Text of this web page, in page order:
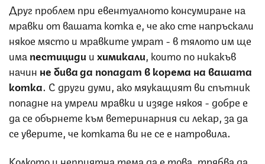
Друг проблем при евентуалното консумиране на
мравки от вашата котка е, че ако сте напръскали
някое място и мравките умрат - в тялото им ще
има пестициди ихимикали , които по никакъв
начин не бива да попадат в корема на вашата
котка. С други думи, ако мяукащият ви спътник
попадне на умрели мравки и изяде някоя - добре е
да се обърнете към ветеринарния си лекар, за да
се уверите, че котката ви не се е натровила.
Колкото и неприятна тема да е това, трябва да